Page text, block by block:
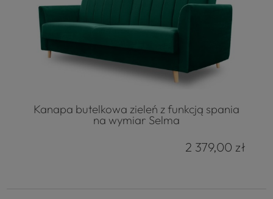
Kanapa butelkowa zieleń z funkcją spania
na wymiar Selma
2 379,00 zł